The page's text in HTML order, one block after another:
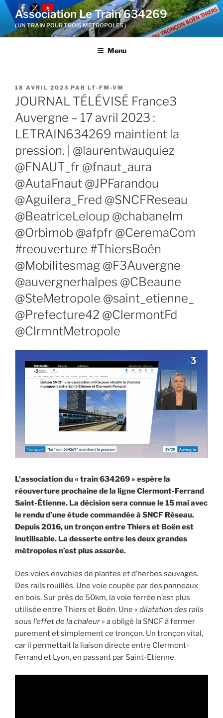
Aller
contenu
Association Le Train 634269
( UN TRAIN POUR TROIS METROPOLES )
Menu
PUBLIÉ
LE
18 AVRIL 2023 PAR LT-FM-VM
JOURNAL TÉLÉVISÉ France3
Auvergne – 17 avril 2023 :
LETRAIN634269 maintient la
pression. | @laurentwauquiez
@FNAUT_fr @fnaut_aura
@AutaFnaut @JPFarandou
@Aguilera_Fred @SNCFReseau
@BeatriceLeloup @chabanelm
@Orbimob @afpfr @CeremaCom
#reouverture #ThiersBoën
@Mobilitesmag @F3Auvergne
@auvergnerhalpes @CBeaune
@SteMetropole @saint_etienne_
@Prefecture42 @ClermontFd
@ClrmntMetropole
L’association du « train 634269 » espère la
réouverture prochaine de la ligne Clermont-Ferrand
Saint-Étienne. La décision sera connue le 15 mai avec
le rendu d’une étude commandée à SNCF Réseau.
Depuis 2016, un tronçon entre Thiers et Boën est
inutilisable. La desserte entre les deux grandes
métropoles n’est plus assurée.
Des voies envahies de plantes et d’herbes sauvages.
Des rails rouillés. Une voie coupée par des panneaux
en bois. Sur près de 50km, la voie ferrée n’est plus
utilisée entre Thiers et Boën. Une « dilatation des rails
sous l’effet de la chaleur » a obligé la SNCF à fermer
purement et simplement ce tronçon. Un tronçon vital,
car il permettait la liaison directe entre Clermont-
Ferrand et Lyon, en passant par Saint-Etienne.